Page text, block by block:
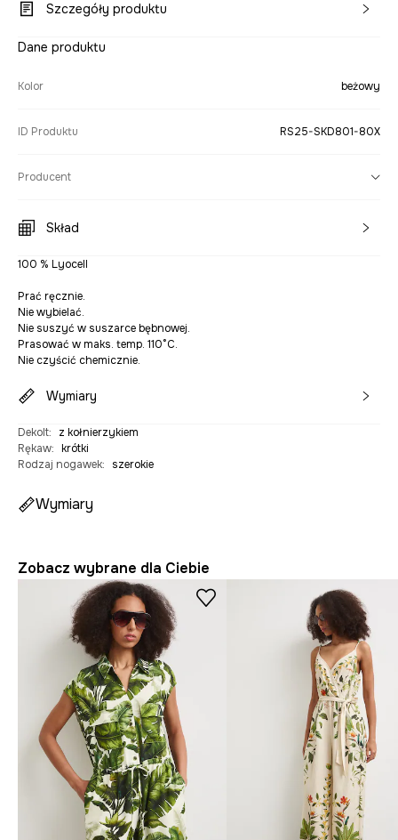
Szczegóły produktu
Dane produktu
Kolor beżowy
ID Produktu RS25-SKD801-80X
Producent
Skład
100 % Lyocell
Prać ręcznie.
Nie wybielać.
Nie suszyć w suszarce bębnowej.
Prasować w maks. temp. 110°C.
Nie czyścić chemicznie.
Wymiary
Dekolt:
z kołnierzykiem
Rękaw: krótki
Rodzaj nogawek: szerokie
Wymiary
Zobacz wybrane dla Ciebie